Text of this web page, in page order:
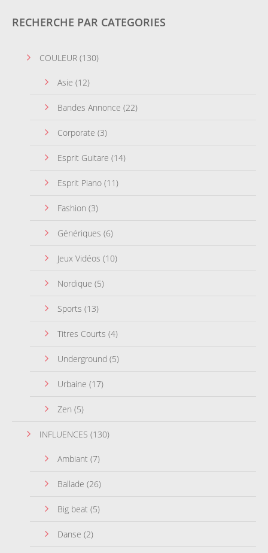
RECHERCHE PAR CATEGORIES
COULEUR (130)
Asie (12)
Bandes Annonce (22)
Corporate (3)
Esprit Guitare (14)
Esprit Piano (11)
Fashion (3)
Génériques (6)
Jeux Vidéos (10)
Nordique (5)
Sports (13)
Titres Courts (4)
Underground (5)
Urbaine (17)
Zen (5)
INFLUENCES (130)
Ambiant (7)
Ballade (26)
Big beat (5)
Danse (2)